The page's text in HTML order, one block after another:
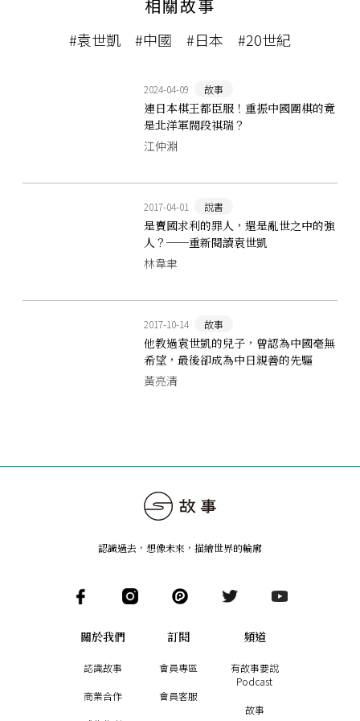
相關故事
#袁世凱 #中國 #日本 #20世紀
2024-04-09 故事
連日本棋王都臣服！重振中國圍棋的竟
是北洋軍閥段祺瑞？
江仲淵
2017-04-01 說書
是賣國求利的罪人，還是亂世之中的強
人？──重新閱讀袁世凱
林韋聿
2017-10-14 故事
他教過袁世凱的兒子，曾認為中國毫無
希望，最後卻成為中日親善的先驅
黃亮清
認識過去，想像未來 ， 描繪世界的輪廓
關於我們
認識故事
商業合作
訂閱
會員專區
會員客服
頻道
有故事要說
Podcast
故事